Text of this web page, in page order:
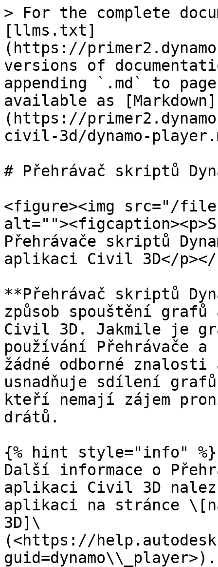
> For the complete
[llms.txt]
(https://
versions of
appending `.md` to
available as [Markdown]
(https://
civil-3d/dynamo-
# Přehrávač skriptů
<figure><img src="/files/
Přehrávače skriptů
aplikaci Civil 3D</
**Přehrávač skriptů
způsob spouštění
Civil 3D. Jakmile je
používání Přehrávače
žádné odborné znalosti
usnadňuje sdílení
kteří nemají zájem
drátů.
{% hint style="info" %}
Další informace o
aplikaci Civil 3D
aplikaci na stránce
3D]\
(<https://
guid=dynamo\\_player>).